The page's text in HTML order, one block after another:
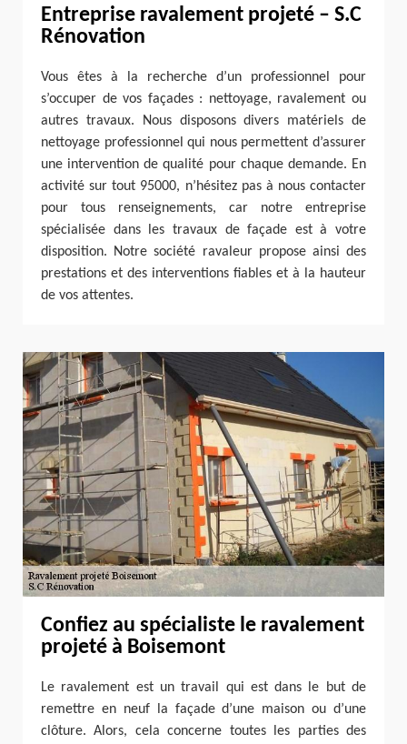
Entreprise ravalement projeté – S.C
Rénovation
Vous êtes à la recherche d’un professionnel pour
s’occuper de vos façades : nettoyage, ravalement ou
autres travaux. Nous disposons divers matériels de
nettoyage professionnel qui nous permettent d’assurer
une intervention de qualité pour chaque demande. En
activité sur tout 95000, n’hésitez pas à nous contacter
pour tous renseignements, car notre entreprise
spécialisée dans les travaux de façade est à votre
disposition. Notre société ravaleur propose ainsi des
prestations et des interventions fiables et à la hauteur
de vos attentes.
Confiez au spécialiste le ravalement
projeté à Boisemont
Le ravalement est un travail qui est dans le but de
remettre en neuf la façade d’une maison ou d’une
clôture. Alors, cela concerne toutes les parties des